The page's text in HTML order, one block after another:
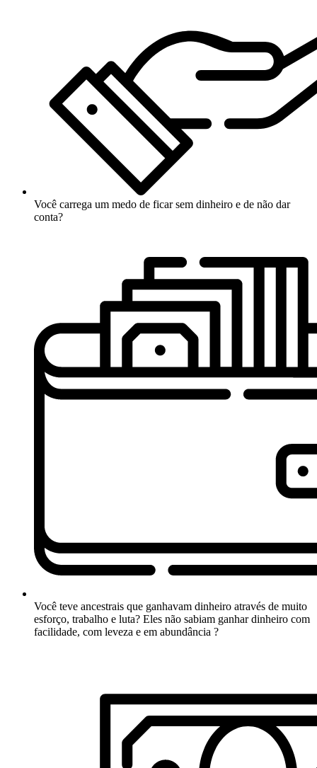
Você carrega um medo de ficar sem dinheiro e de não dar
conta?
Você teve ancestrais que ganhavam dinheiro através de muito
esforço, trabalho e luta? Eles não sabiam ganhar dinheiro com
facilidade, com leveza e em abundância ?